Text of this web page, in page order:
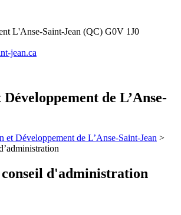
L'Anse-Saint-Jean (QC) G0V 1J0
jean.ca
de L’Anse-
et Développement de L’Anse-Saint-Jean​ >
d'administration